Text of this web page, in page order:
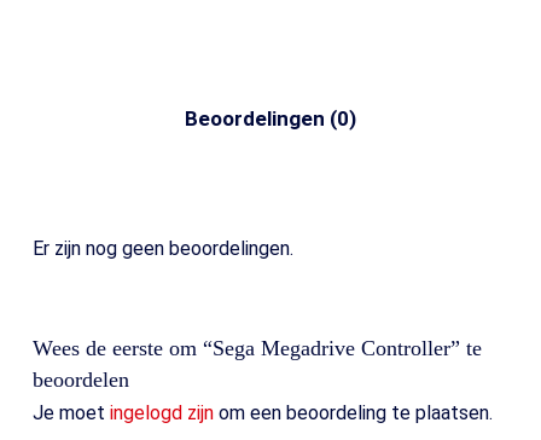
Beoordelingen (0)
Er zijn nog geen beoordelingen.
Wees de eerste om “Sega Megadrive Controller” te
beoordelen
Je moet ingelogd zijnom een beoordeling te plaatsen.